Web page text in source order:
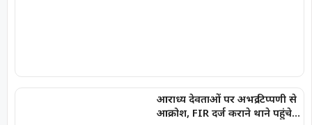
आराध्य देवताओं पर अभद्र टिप्पणी से
आक्रोश, FIR दर्ज कराने थाने पहुंचे